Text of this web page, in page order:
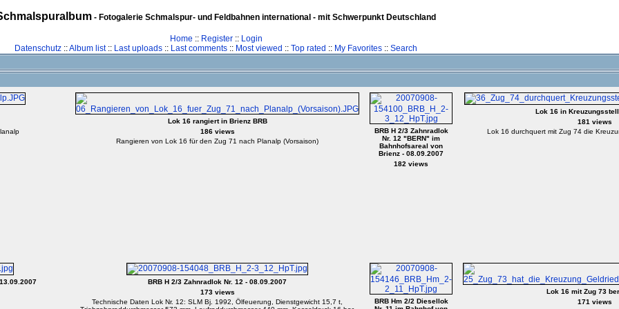
- Fotogalerie Schmalspur- und Feldbahnen international - mit Schwerpunkt Deutschland
Home :: Register:: Login
Datenschutz ::Album list:: Last uploads :: Last comments :: Most viewed :: Top rated :: My Favorites :: Search
Lok 16 rangiert in Brienz BRB
186 views
Rangieren von Lok 16 für den Zug 71 nach Planalp (Vorsaison)
BRB H 2/3 Zahnradlok
Nr. 12 "BERN" im
Bahnhofsareal von
Brienz - 08.09.2007
182 views
Lok 16 in
181 views
Lok 16 durchquert mit Zug 74 die
BRB H 2/3 Zahnradlok Nr. 12 - 08.09.2007
173 views
Technische Daten Lok Nr. 12: SLM Bj. 1992, Ölfeuerung, Dienstgewicht 15,7 t,
BRB Hm 2/2 Diesellok
Lok 16 mit Zug 73
171 views